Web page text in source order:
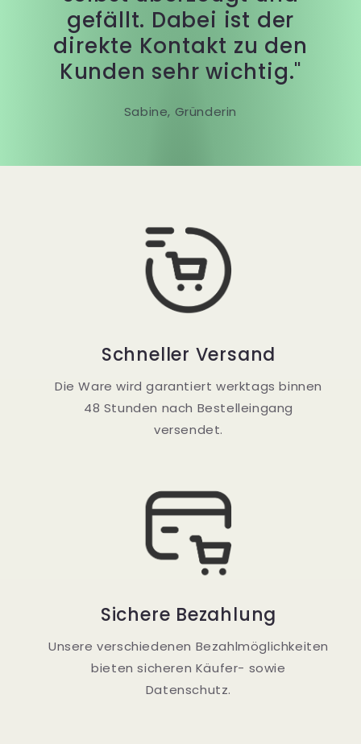
gefällt. Dabei ist der
direkte Kontakt zu den
Kunden sehr wichtig."
Sabine, Gründerin
Schneller Versand
Die Ware wird garantiert werktags binnen
48 Stunden nach Bestelleingang
versendet.
Sichere Bezahlung
Unsere verschiedenen Bezahlmöglichkeiten
bieten sicheren Käufer- sowie
Datenschutz.